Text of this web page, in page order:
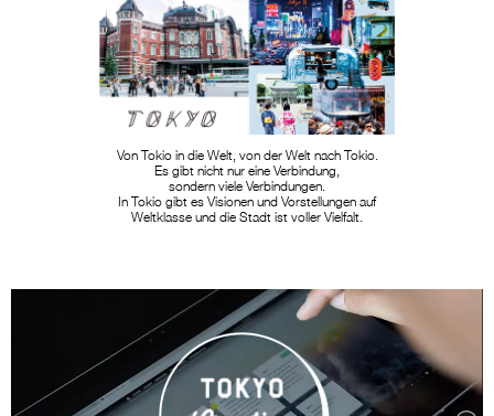
Von Tokio in die Welt, von der Welt nach Tokio.
Es gibt nicht nur eine Verbindung,
sondern viele Verbindungen.
In Tokio gibt es Visionen und Vorstellungen auf
Weltklasse und die Stadt ist voller Vielfalt.